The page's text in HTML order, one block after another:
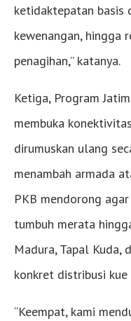
ketidaktepatan basis
kewenangan, hingga
penagihan,” katanya.
Ketiga, Program
membuka
dirumuskan ulang
menambah armada
PKB mendorong
tumbuh merata
Madura, Tapal Kuda,
konkret distribusi kue
“Keempat, kami